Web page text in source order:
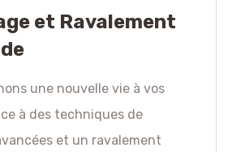
et Ravalement
une nouvelle vie à vos
à des techniques de
et un ravalement